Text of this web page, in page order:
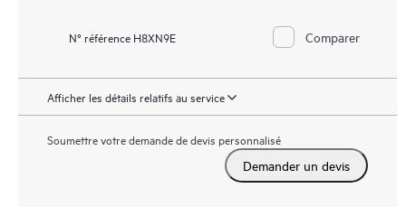
N° référence H8XN9E Comparer
Afficher les détails relatifs au service
Soumettre votre demande de devis personnalisé
Demander un devis